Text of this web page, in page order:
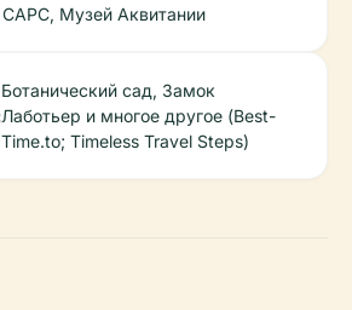
CAPC, Музей Аквитании
Ботанический сад, Замок
Лаботьер и многое другое (Best-
Time.to; Timeless Travel Steps)